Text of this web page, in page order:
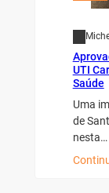
UTI
Saúde
Uma
de
nesta…